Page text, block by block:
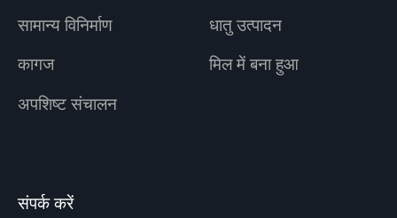
सामान्य विनिर्माण
धातु उत्पादन
कागज
मिल में बना हुआ
अपशिष्ट संचालन
संपर्क करें